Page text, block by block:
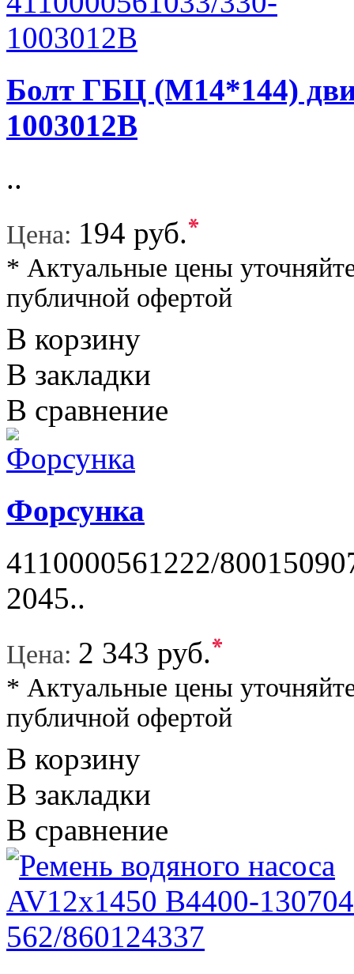
Болт ГБЦ (M14*144)
1003012B
..
Цена: 194 руб.*
* Актуальные цены
публичной офертой
В корзину
В закладки
В сравнение
Форсунка
4110000561222/
2045..
Цена: 2 343 руб.*
* Актуальные цены
публичной офертой
В корзину
В закладки
В сравнение